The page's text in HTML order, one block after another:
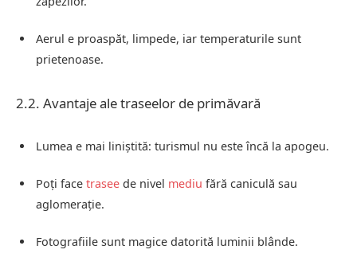
Aerul e proaspăt, limpede, iar temperaturile sunt
prietenoase.
2.2. Avantaje ale traseelor de primăvară
Lumea e mai liniștită: turismul nu este încă la apogeu.
Poți face trasee de nivel mediu fără caniculă sau
aglomerație.
Fotografiile sunt magice datorită luminii blânde.